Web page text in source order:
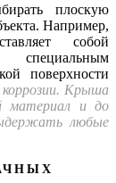
плоскую
Например,
собой
специальным
поверхности
коррозии. Крыша
материал и до
любые